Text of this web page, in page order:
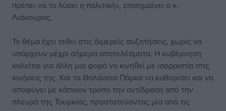
πρέπει να το λύσει η πολιτική», επισημαίνει ο κ.
Λιάκουρας.
Το θέμα έχει τεθεί στις διμερείς συζητήσεις, χωρίς να
υπάρχουν μέχρι σήμερα αποτελέσματα. Η κυβέρνηση
καλείται για άλλη μια φορά να κινηθεί με ισορροπία στις
κινήσεις της. Και τα Θαλάσσια Πάρκα να καθορίσει και να
αποφύγει με κάποιον τρόπο την αντίδραση από την
πλευρά της Τουρκίας, προστατεύοντας μία από τις